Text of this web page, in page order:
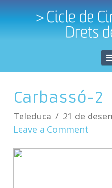
Carbassó-2
Teleduca
21 de
Leave a Comment